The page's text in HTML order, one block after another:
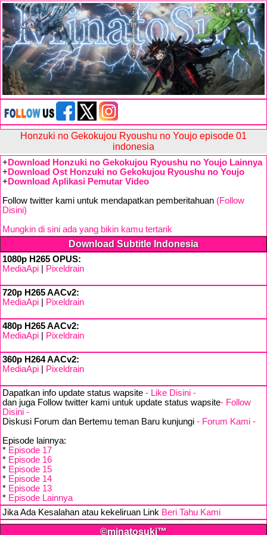
Honzuki no Gekokujou Ryoushu no Youjo episode 01
indonesia
+ Download Honzuki no Gekokujou Ryoushu no Youjo Lainnya
+ Download Ost Honzuki no Gekokujou Ryoushu no Youjo
+ Download Aplikasi Pemutar Video
Follow twitter kami untuk mendapatkan pemberitahuan (Follow
Disini)
Mungkin di sini ada yang bikin kamu tertarik
Download Subtitle Indonesia
1080p H265 OPUS:
MediaApi
Pixeldrain
720p H265 AACv2:
MediaApi
Pixeldrain
480p H265 AACv2:
MediaApi
Pixeldrain
360p H264 AACv2:
MediaApi
Pixeldrain
Dapatkan info update status wapsite - Like Disini -
dan juga Follow twitter kami untuk update status wapsite- Follow
Disini -
Diskusi Forum dan Bertemu teman Baru kunjungi - Forum Kami -
Episode lainnya:
* Episode 17
* Episode 16
* Episode 15
* Episode 14
* Episode 13
* Episode Lainnya
Jika Ada Kesalahan atau kekeliruan Link Beri Tahu Kami
©minatosuki™